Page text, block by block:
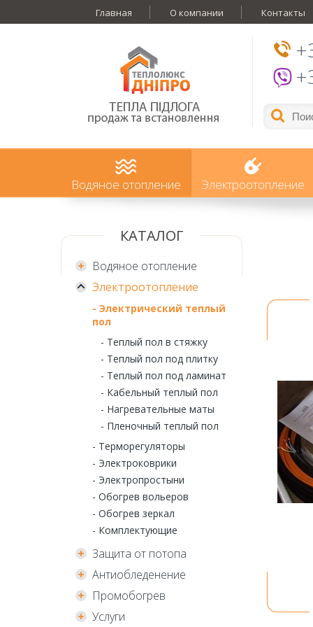
Главная О компании Контакты
Водяное отопление Электроотопление
КАТАЛОГ
Водяное отопление
Электроотопление
- Электрический теплый
пол
- Теплый пол в стяжку
- Теплый пол под плитку
- Теплый пол под ламинат
- Кабельный теплый пол
- Нагревательные маты
- Пленочный теплый пол
- Терморегуляторы
- Электроковрики
- Электропростыни
- Обогрев вольеров
- Обогрев зеркал
- Комплектующие
Защита от потопа
Антиобледенение
Промобогрев
Услуги